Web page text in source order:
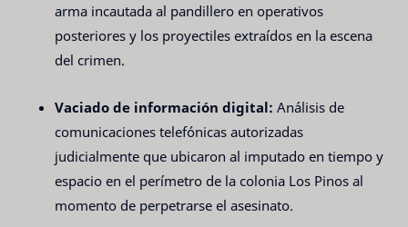
arma incautada al pandillero en operativos
posteriores y los proyectiles extraídos en la escena
del crimen.
Vaciado de información digital: Análisis de
comunicaciones telefónicas autorizadas
judicialmente que ubicaron al imputado en tiempo y
espacio en el perímetro de la colonia Los Pinos al
momento de perpetrarse el asesinato.